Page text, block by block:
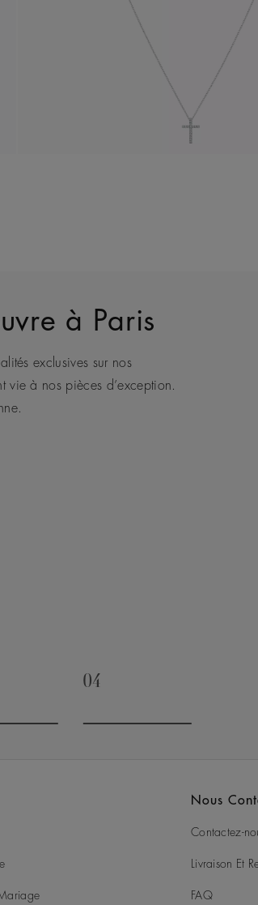
à Paris
exclusives sur nos
vie à nos pièces d’exception.
Maison de joaillerie de luxe
des conseils de nos
De Beers représente
04
Nous
Contactez-
Livraison Et
FAQ